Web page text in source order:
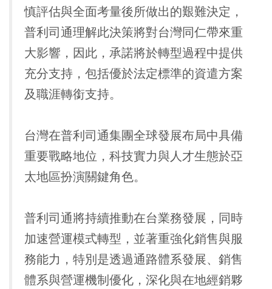
慎評估與全面考量後所做出的艱難決定，
普利司通理解此決策將對台灣同仁帶來重
大影響，因此，承諾將於轉型過程中提供
充分支持，包括優於法定標準的資遣方案
及職涯轉銜支持。
台灣在普利司通集團全球發展布局中具備
重要戰略地位，科技實力與人才生態於亞
太地區扮演關鍵角色。
普利司通將持續推動在台業務發展，同時
加速營運模式轉型，並著重強化銷售與服
務能力，特別是透過通路體系發展、銷售
體系與營運機制優化，深化與在地經銷夥